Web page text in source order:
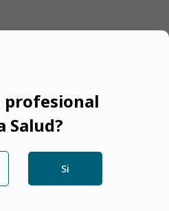
profesional
Salud?
Si